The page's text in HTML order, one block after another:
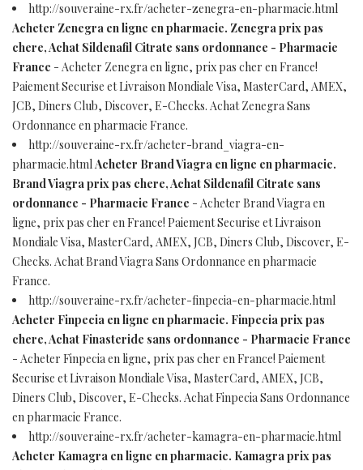
http://souveraine-rx.fr/acheter-zenegra-en-pharmacie.html
Acheter Zenegra en ligne en pharmacie. Zenegra prix pas
chere, Achat Sildenafil Citrate sans ordonnance - Pharmacie
France - Acheter Zenegra en ligne, prix pas cher en France!
Paiement Securise et Livraison Mondiale Visa, MasterCard, AMEX,
JCB, Diners Club, Discover, E-Checks. Achat Zenegra Sans
Ordonnance en pharmacie France.
http://souveraine-rx.fr/acheter-brand_viagra-en-
pharmacie.htmlAcheter Brand Viagra en ligne en pharmacie.
Brand Viagra prix pas chere, Achat Sildenafil Citrate sans
ordonnance - Pharmacie France - Acheter Brand Viagra en
ligne, prix pas cher en France! Paiement Securise et Livraison
Mondiale Visa, MasterCard, AMEX, JCB, Diners Club, Discover, E-
Checks. Achat Brand Viagra Sans Ordonnance en pharmacie
France.
http://souveraine-rx.fr/acheter-finpecia-en-pharmacie.html
Acheter Finpecia en ligne en pharmacie. Finpecia prix pas
chere, Achat Finasteride sans ordonnance - Pharmacie France
- Acheter Finpecia en ligne, prix pas cher en France! Paiement
Securise et Livraison Mondiale Visa, MasterCard, AMEX, JCB,
Diners Club, Discover, E-Checks. Achat Finpecia Sans Ordonnance
en pharmacie France.
http://souveraine-rx.fr/acheter-kamagra-en-pharmacie.html
Acheter Kamagra en ligne en pharmacie. Kamagra prix pas